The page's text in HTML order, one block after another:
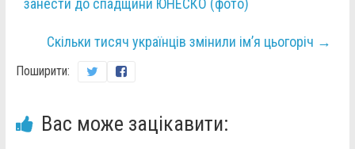
занести до спадщини ЮНЕСКО (фото)
Скільки тисяч українців змінили ім’я цьогоріч →
Поширити:
Вас може зацікавити: